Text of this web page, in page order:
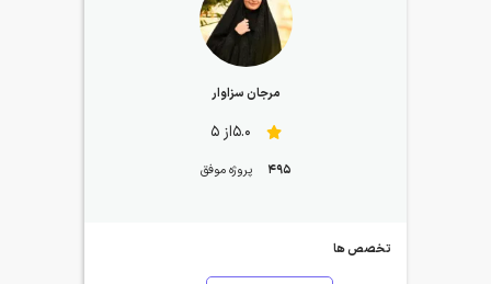
مرجان سزاوار
5.0از 5
495 پروژه موفق
تخصص ها